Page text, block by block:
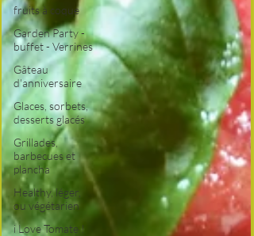
fruits à coque
Garden Party -
buffet - Verrines
Gâteau
d'anniversaire
Glaces, sorbets,
desserts glacés
Grillades,
barbecues et
plancha
Healthy, léger,
ou végétarien
i Love Tomate !